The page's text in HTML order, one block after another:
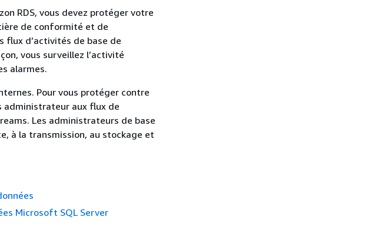
RDS, vous devez protéger votre
de conformité et de
flux d’activités de base de
vous surveillez l’activité
alarmes.
Pour vous protéger contre
administrateur aux flux de
Les administrateurs de base
à la transmission, au stockage et
Microsoft SQL Server